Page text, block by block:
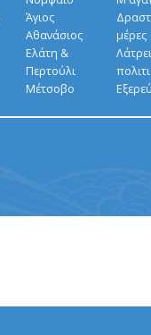
Άγιος
Αθανάσιος
Ελάτη &
Περτούλι
Μέτσοβο
μέρες